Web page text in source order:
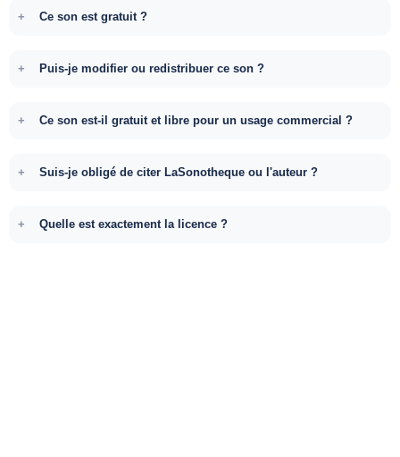
Ce son est gratuit ?
Puis-je modifier ou redistribuer ce son ?
Ce son est-il gratuit et libre pour un usage commercial ?
Suis-je obligé de citer LaSonotheque ou l'auteur ?
Quelle est exactement la licence ?